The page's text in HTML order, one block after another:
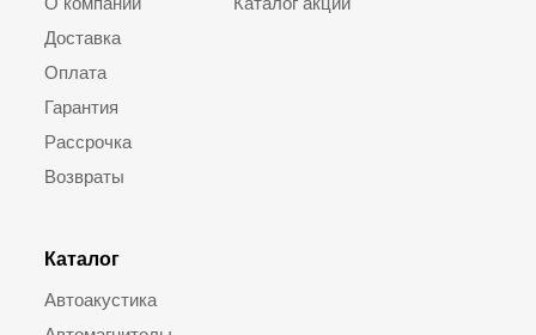
Доставка
Оплата
Гарантия
Рассрочка
Возвраты
Каталог
Автоакустика